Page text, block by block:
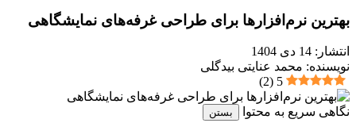
نرم‌افزارها برای طراحی غرفه‌های نمایشگاهی
14 دی 1404
محمد عنایتی بیدگلی
5
(
2
)
سریع به محتوا بستن